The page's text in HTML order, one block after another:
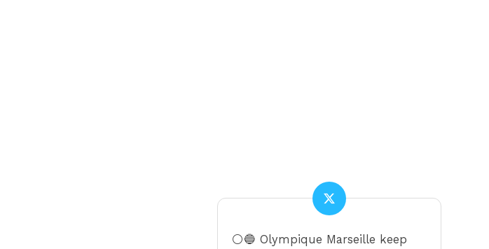
⚪️🔵 Olympique Marseille keep